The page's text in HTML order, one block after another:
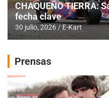
CHAQUEÑO TIERRA:
fecha clave
30 julio, 2026 E-Kart
Prensas